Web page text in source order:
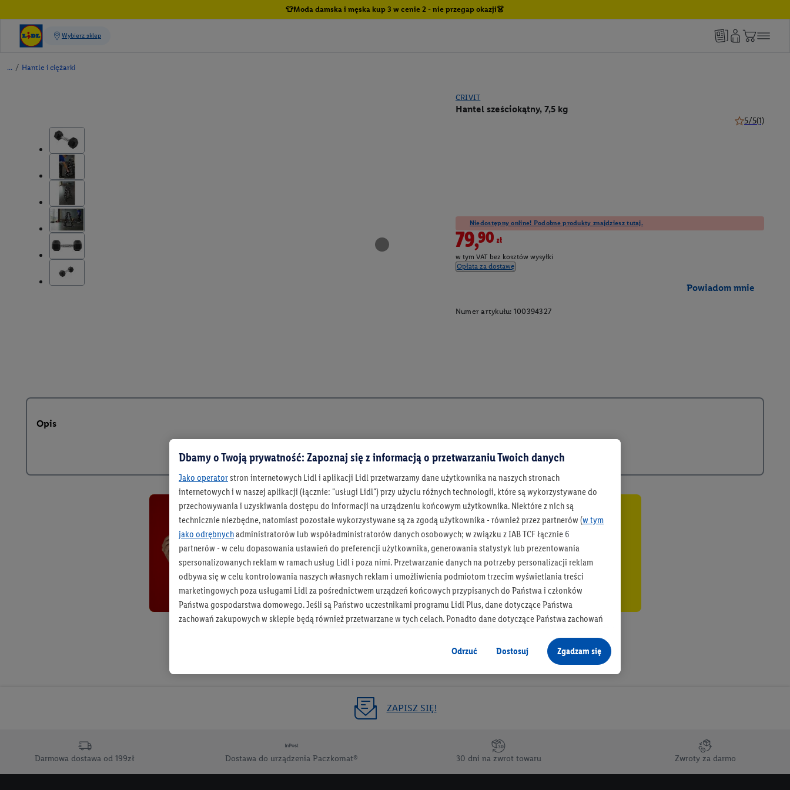
👕Moda damska i męska kup 3 w cenie 2 - nie przegap okazji👗
/ Hantle i ciężarki
CRIVIT
Hantel sześciokątny, 7,5 kg
5/5(1)
Niedostępny online! Podobne produkty znajdziesz tutaj.
79,90zł
w tym VAT bez kosztów wysyłki
Opłata za dostawę
Powiadom mnie
Numer artykułu: 100394327
Opis
Bądź na bieżąco
Otrzymuj newsletter Lidla
Zapisz się!
ZAPISZ SIĘ!
Darmowa dostawa od 199zł Dostawa do urządzenia Paczkomat® 30 dni na zwrot towaru Zwroty za darmo
Dbamy o Twoją prywatność: Zapoznaj się z informacją o przetwarzaniu Twoich danych
Jako operatorstron internetowych Lidl i aplikacji Lidl przetwarzamy dane użytkownika na naszych stronach
internetowych i w naszej aplikacji (łącznie: "usługi Lidl") przy użyciu różnych technologii, które są wykorzystywane do
przechowywania i uzyskiwania dostępu do informacji na urządzeniu końcowym użytkownika. Niektóre z nich są
technicznie niezbędne, natomiast pozostałe wykorzystywane są za zgodą użytkownika - również przez partnerów (w tym
jako odrębnychadministratorów lub współadministratorów danych osobowych; w związku z IAB TCF łącznie 6
partnerów - w celu dopasowania ustawień do preferencji użytkownika, generowania statystyk lub prezentowania
spersonalizowanych reklam w ramach usług Lidl i poza nimi. Przetwarzanie danych na potrzeby personalizacji reklam
odbywa się w celu kontrolowania naszych własnych reklam i umożliwienia podmiotom trzecim wyświetlania treści
marketingowych poza usługami Lidl za pośrednictwem urządzeń końcowych przypisanych do Państwa i członków
Państwa gospodarstwa domowego. Jeśli są Państwo uczestnikami programu Lidl Plus, dane dotyczące Państwa
zachowań zakupowych w sklepie będą również przetwarzane w tych celach. Ponadto dane dotyczące Państwa zachowań
jako niezależny administrator danych
Tworzenie spersonalizowanych reklam opiera się na generowaniu profili, które są również wzbogacane o dane z innych
informacji z konta klienta - np. wieku lub płci - a także dokładnych danych dotyczących lokalizacji), również przez różne
urządzenia końcowe i usługi Lidl, w tym przechowywanie lub uzyskiwanie dostępu do informacji na urządzeniach
przetwarzanie odbywa się również w celu pomiaru wydajności/skuteczności reklamy, badania grup docelowych,
opracowywania ofert oraz zapewnienia bezpieczeństwa technicznego i optymalizacji wyświetlania konkretnych treści.
Odrzuć Dostosuj Zgadzam się